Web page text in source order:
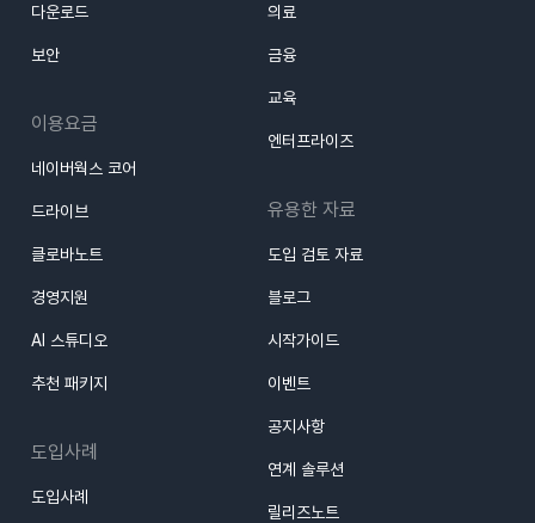
다운로드
보안
이용요금
네이버웍스 코어
드라이브
클로바노트
경영지원
AI 스튜디오
추천 패키지
도입사례
도입사례
의료
금융
교육
엔터프라이즈
유용한 자료
도입 검토 자료
블로그
시작가이드
이벤트
공지사항
연계 솔루션
릴리즈노트